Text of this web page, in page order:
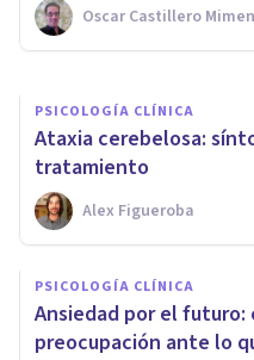
Oscar Castillero
Javier Ares Arranz
PSICOLOGÍA CLÍNICA
Ataxia cerebelosa:
tratamiento
Alex Figueroba
PSICOLOGÍA CLÍNICA
Ansiedad por el
preocupación ante lo